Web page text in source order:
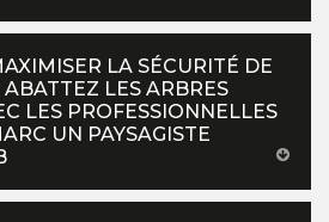
LA SÉCURITÉ DE
LES ARBRES
LES PROFESSIONNELLES
UN PAYSAGISTE